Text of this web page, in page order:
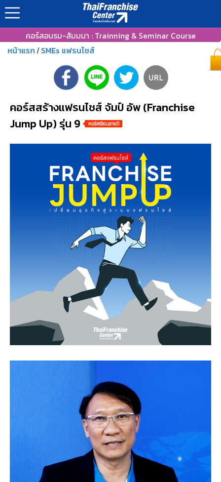
คอร์สอบรม-สัมมนา : Trainning & Seminar Course
หน้าแรก / SMEs แฟรนไชส์
คอร์สสร้างแฟรนไชส์ จัมป์ อัพ (Franchise
Jump Up) รุ่น 9